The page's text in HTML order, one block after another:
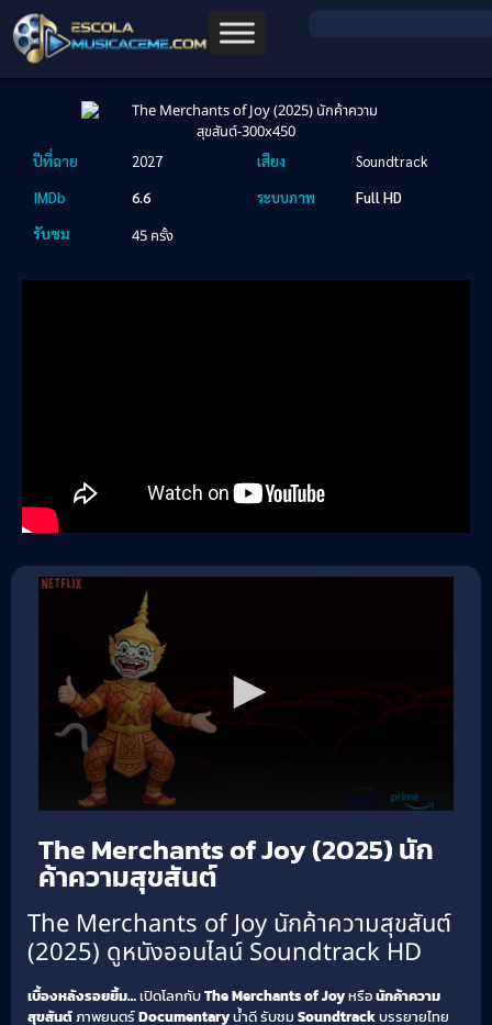
ปีที่ฉาย 2027 เสียง
Soundtrack
IMDb
6.6 ระบบภาพ
Full HD
รับชม
45 ครั้ง
The Merchants of Joy (2025) นัก
ค้าความสุขสันต์
The Merchants of Joy นักค้าความสุขสันต์
(2025) ดูหนังออนไลน์ Soundtrack HD
เบื้องหลังรอยยิ้ม…เปิดโลกกับThe Merchants of Joyหรือนักค้าความ
สุขสันต์ภาพยนตร์Documentaryน้ำดี รับชม Soundtrackบรรยายไทย